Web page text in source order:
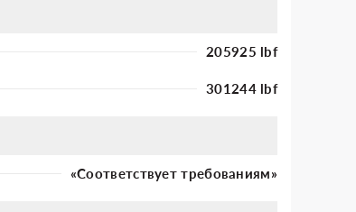
205925 lbf
301244 lbf
«Соответствует требованиям»